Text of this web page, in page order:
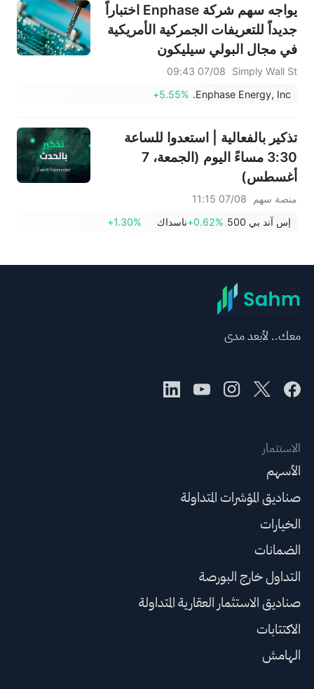
يواجه سهم شركة Enphase اختباراً
جديداً للتعريفات الجمركية الأمريكية
في مجال البولي سيليكون
Simply Wall St
07/08 09:43
Enphase Energy, Inc.
+5.55%
تذكير بالفعالية | استعدوا للساعة
3:30 مساءً اليوم (الجمعة، 7
أغسطس)
منصة سهم
07/08 11:15
إس آند بي 500
+0.62%ناسداك +1.30%
معك.. لأبعد مدى
الاستثمار
الأسهم
صناديق المؤشرات المتداولة
الخيارات
الضمانات
التداول خارج البورصة
صناديق الاستثمار العقارية المتداولة
الاكتتابات
الهامش